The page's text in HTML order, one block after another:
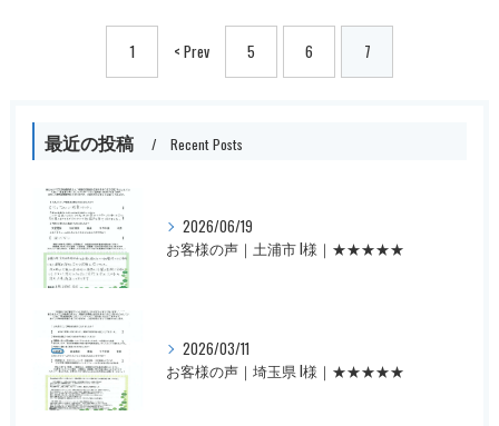
1 < Prev 5 6 7
最近の投稿 Recent Posts
2026/06/19
お客様の声｜土浦市 I様｜★★★★★
2026/03/11
お客様の声｜埼玉県 I様｜★★★★★